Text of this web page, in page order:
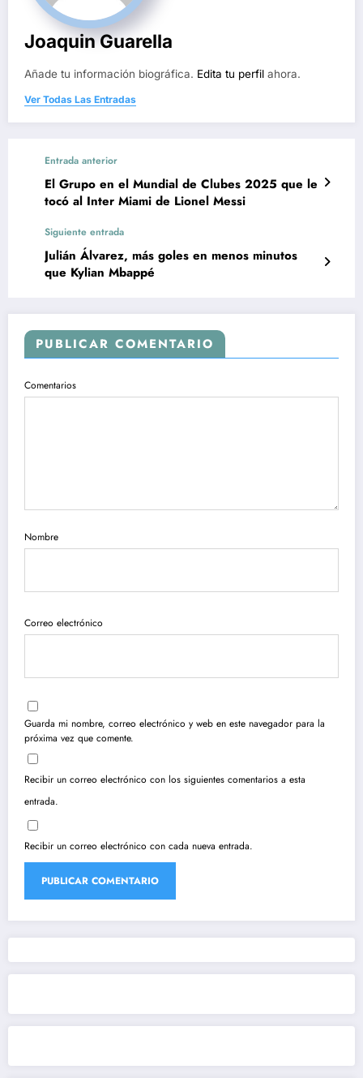
Joaquin Guarella
Añade tu información biográfica. Edita tu perfil ahora.
Ver Todas Las Entradas
Entrada anterior
El Grupo en el Mundial de Clubes 2025 que le
tocó al Inter Miami de Lionel Messi
Siguiente entrada
Julián Álvarez, más goles en menos minutos
que Kylian Mbappé
PUBLICAR COMENTARIO
Comentarios
Nombre
Correo electrónico
Guarda mi nombre, correo electrónico y web en este navegador para la
próxima vez que comente.
Recibir un correo electrónico con los siguientes comentarios a esta
entrada.
Recibir un correo electrónico con cada nueva entrada.